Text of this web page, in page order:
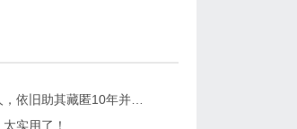
男子明知舅舅涉嫌抢劫、杀人，依旧助其藏匿10年并提供其他帮助！法院判了
实用了！